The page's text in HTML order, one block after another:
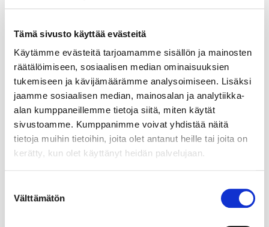
Tämä sivusto käyttää evästeitä
Käytämme evästeitä tarjoamamme sisällön ja mainosten
räätälöimiseen, sosiaalisen median ominaisuuksien
tukemiseen ja kävijämäärämme analysoimiseen. Lisäksi
jaamme sosiaalisen median, mainosalan ja analytiikka-
alan kumppaneillemme tietoja siitä, miten käytät
sivustoamme. Kumppanimme voivat yhdistää näitä
tietoja muihin tietoihin, joita olet antanut heille tai joita on
kerätty, kun olet käyttänyt heidän palvelujaan.
valinta
Välttämätön